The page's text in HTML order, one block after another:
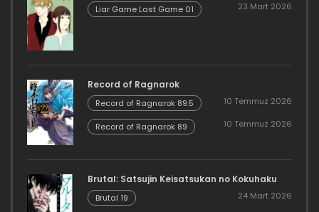
Liar Game Last Game 01 23 Mart 2026
Record of Ragnarok
Record of Ragnarok 89.5 10 Temmuz 2026
Record of Ragnarok 89 10 Temmuz 2026
Brutal: Satsujin Keisatsukan no Kokuhaku
Brutal 19 24 Mart 2026